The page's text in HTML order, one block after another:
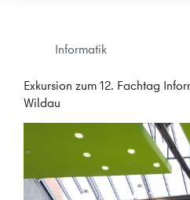
Informatik
Exkursion zum 12. Fachtag
Wildau